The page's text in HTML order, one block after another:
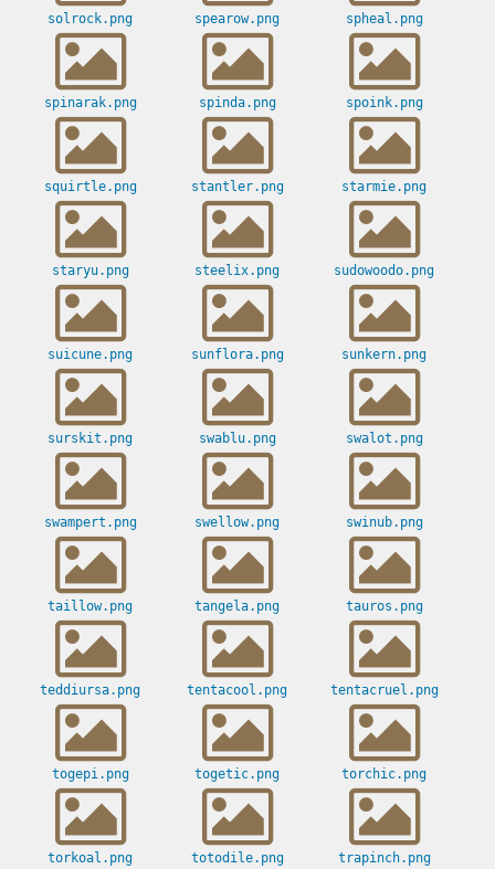
solrock.png spearow.png spheal.png
spinarak.png spinda.png spoink.png
squirtle.png stantler.png starmie.png
staryu.png steelix.png sudowoodo.png
suicune.png sunflora.png sunkern.png
surskit.png swablu.png swalot.png
swampert.png swellow.png swinub.png
taillow.png tangela.png tauros.png
teddiursa.png tentacool.png tentacruel.png
togepi.png togetic.png torchic.png
torkoal.png totodile.png trapinch.png